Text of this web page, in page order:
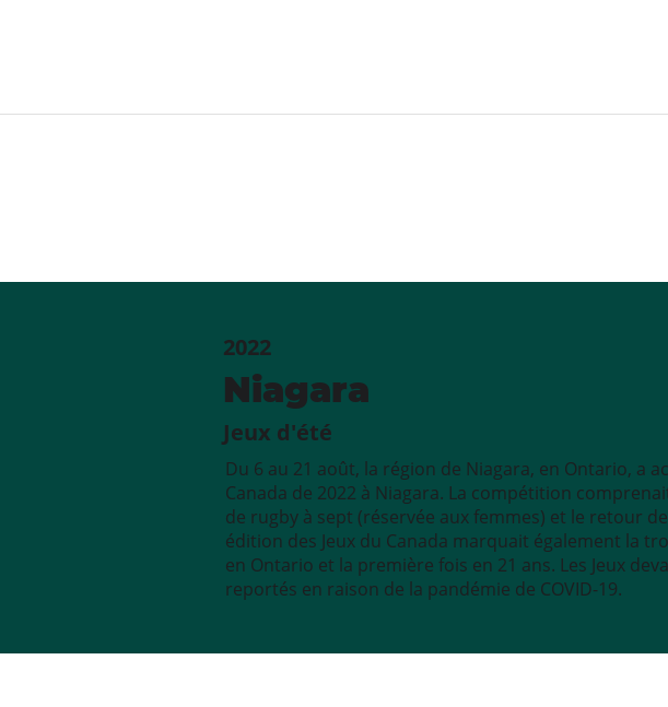
2022
Niagara
Jeux d'été
Du 6 au 21 août, la région de Niagara, en Ontario, a
Canada de 2022 à Niagara. La compétition
de rugby à sept (réservée aux femmes) et le retour
édition des Jeux du Canada marquait également la
en Ontario et la première fois en 21 ans. Les Jeux
reportés en raison de la pandémie de COVID-19.